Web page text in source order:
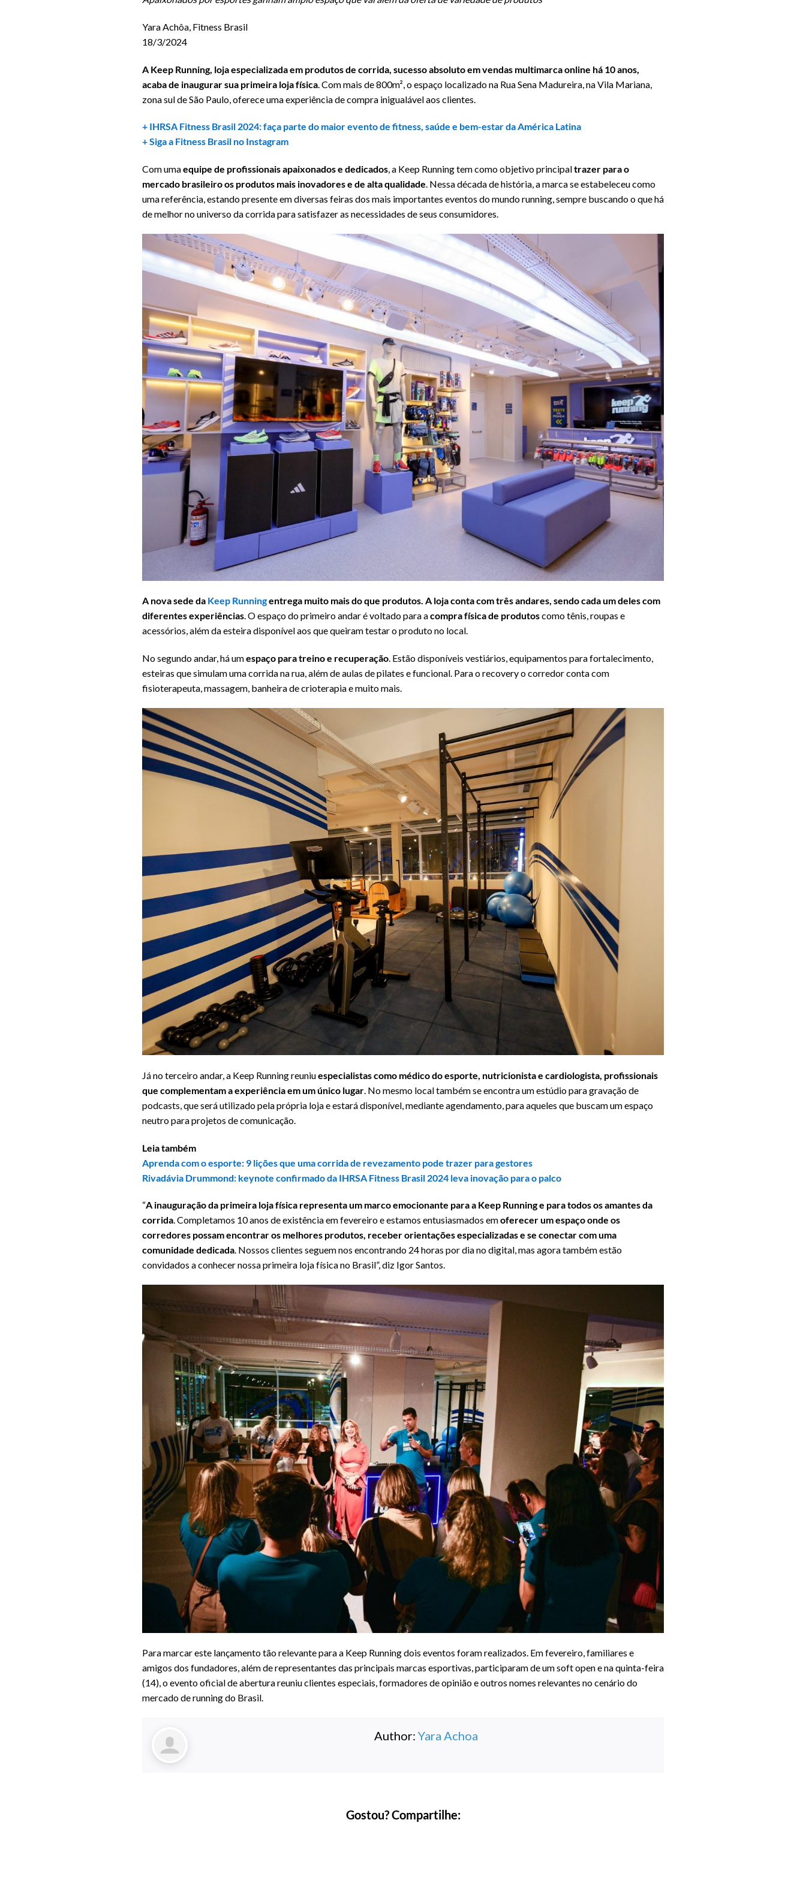
Yara Achôa, Fitness Brasil
18/3/2024
A Keep Running, loja especializada em produtos de corrida, sucesso absoluto em vendas multimarca online há 10 anos,
acaba de inaugurar sua primeira loja física . Com mais de 800m², o espaço localizado na Rua Sena Madureira, na Vila Mariana,
zona sul de São Paulo, oferece uma experiência de compra inigualável aos clientes.
+ IHRSA Fitness Brasil 2024: faça parte do maior evento de fitness, saúde e bem-estar da América Latina
+ Siga a Fitness Brasil no Instagram
Com umaequipe de profissionais apaixonados e dedicados, a Keep Running tem como objetivo principaltrazer para o
mercado brasileiro os produtos mais inovadores e de alta qualidade. Nessa década de história, a marca se estabeleceu como
uma referência, estando presente em diversas feiras dos mais importantes eventos do mundo running, sempre buscando o que há
de melhor no universo da corrida para satisfazer as necessidades de seus consumidores.
A nova sede da Keep Runningentrega muito mais do que produtos. A loja conta com três andares, sendo cada um deles com
diferentes experiências. O espaço do primeiro andar é voltado para acompra física de produtoscomo tênis, roupas e
acessórios, além da esteira disponível aos que queiram testar o produto no local.
No segundo andar, há umespaço para treino e recuperação. Estão disponíveis vestiários, equipamentos para fortalecimento,
esteiras que simulam uma corrida na rua, além de aulas de pilates e funcional. Para o recovery o corredor conta com
fisioterapeuta, massagem, banheira de crioterapia e muito mais.
Já no terceiro andar, a Keep Running reuniuespecialistas como médico do esporte, nutricionista e cardiologista, profissionais
que complementam a experiência em um único lugar . No mesmo local também se encontra um estúdio para gravação de
podcasts, que será utilizado pela própria loja e estará disponível, mediante agendamento, para aqueles que buscam um espaço
neutro para projetos de comunicação.
Leia também
Aprenda com o esporte: 9 lições que uma corrida de revezamento pode trazer para gestores
Rivadávia Drummond: keynote confirmado da IHRSA Fitness Brasil 2024 leva inovação para o palco
“A inauguração da primeira loja física representa um marco emocionante para a Keep Running e para todos os amantes da
corrida. Completamos 10 anos de existência em fevereiro e estamos entusiasmados emoferecer um espaço onde os
corredores possam encontrar os melhores produtos, receber orientações especializadas e se conectar com uma
comunidade dedicada. Nossos clientes seguem nos encontrando 24 horas por dia no digital, mas agora também estão
convidados a conhecer nossa primeira loja física no Brasil”, diz Igor Santos.
Para marcar este lançamento tão relevante para a Keep Running dois eventos foram realizados. Em fevereiro, familiares e
amigos dos fundadores, além de representantes das principais marcas esportivas, participaram de um soft open e na quinta-feira
(14), o evento oficial de abertura reuniu clientes especiais, formadores de opinião e outros nomes relevantes no cenário do
mercado de running do Brasil.
Author: Yara Achoa
Gostou? Compartilhe: